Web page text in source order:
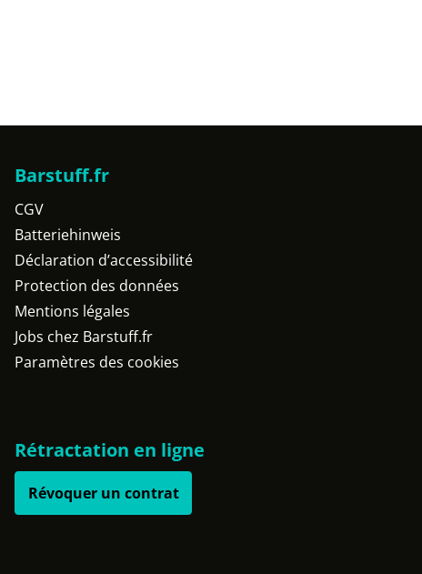
Barstuff.fr
CGV
Batteriehinweis
Déclaration d’accessibilité
Protection des données
Mentions légales
Jobs chez Barstuff.fr
Paramètres des cookies
Rétractation en ligne
Révoquer un contrat